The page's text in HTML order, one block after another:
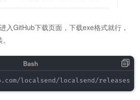
入GitHub下载页面，下载exe格式就行，